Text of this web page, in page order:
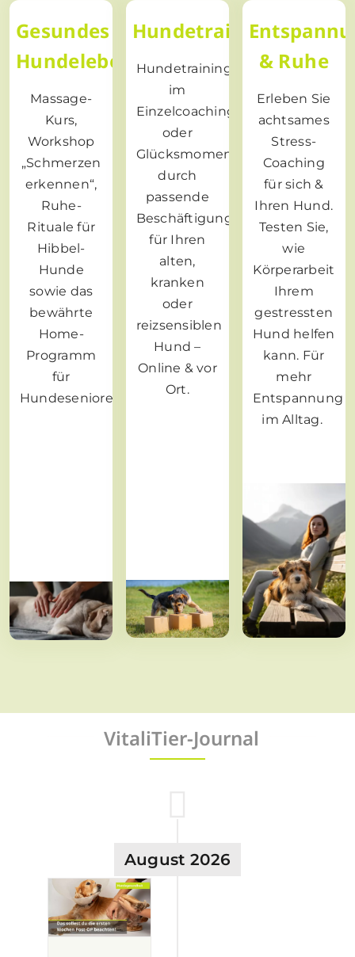
Gesundes
Hundeleben
Massage-
Kurs,
Workshop
„Schmerzen
erkennen“,
Ruhe-
Rituale für
Hibbel-
Hunde
sowie das
bewährte
Home-
Programm
für
Hundesenioren.
Hundetraining
Hundetraining
im
Einzelcoaching
oder
Glücksmomente
durch
passende
Beschäftigung
für Ihren
alten,
kranken
oder
reizsensiblen
Hund –
Online & vor
Ort.
& Ruhe
Erleben Sie
achtsames
Stress-
Coaching
für sich &
Ihren Hund.
Testen Sie,
wie
Körperarbeit
Ihrem
gestressten
Hund helfen
kann. Für
mehr
Entspannung
im Alltag.
VitaliTier-Journal
August 2026